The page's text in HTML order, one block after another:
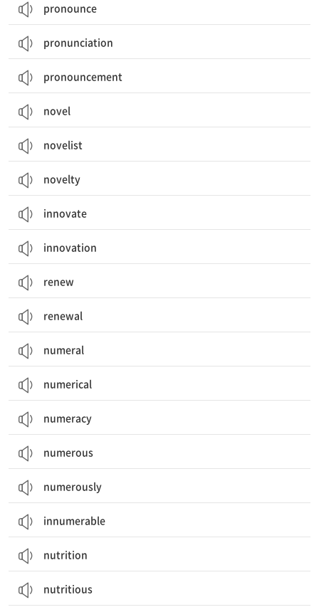
pronounce
pronunciation
pronouncement
novel
novelist
novelty
innovate
innovation
renew
renewal
numeral
numerical
numeracy
numerous
numerously
innumerable
nutrition
nutritious